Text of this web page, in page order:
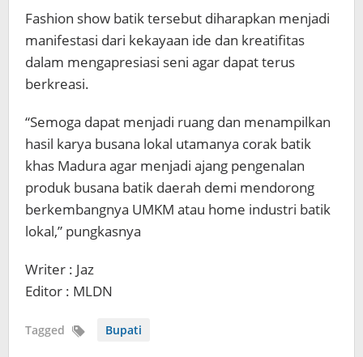
Fashion show batik tersebut diharapkan menjadi
manifestasi dari kekayaan ide dan kreatifitas
dalam mengapresiasi seni agar dapat terus
berkreasi.
“Semoga dapat menjadi ruang dan menampilkan
hasil karya busana lokal utamanya corak batik
khas Madura agar menjadi ajang pengenalan
produk busana batik daerah demi mendorong
berkembangnya UMKM atau home industri batik
lokal,” pungkasnya
Writer : Jaz
Editor : MLDN
Tagged Bupati